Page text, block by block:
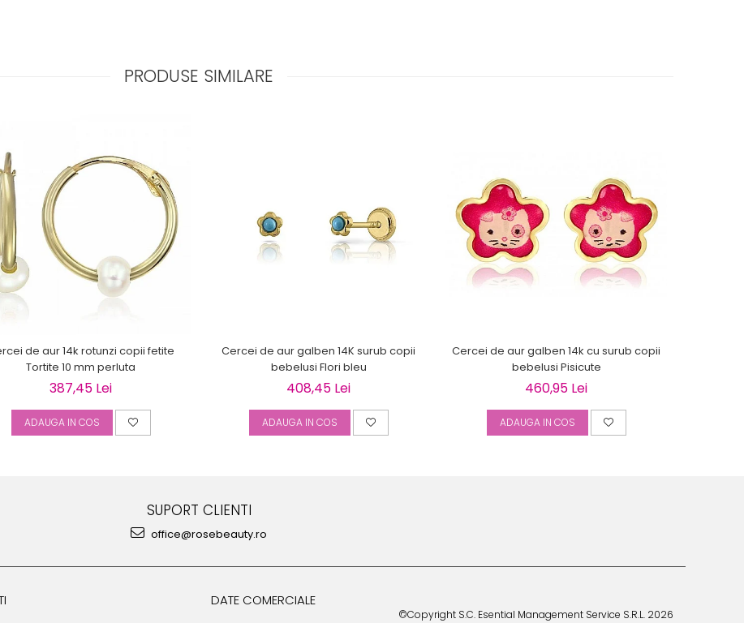
PRODUSE SIMILARE
de aur 14k rotunzi copii fetite
Tortite 10 mm perluta
387,45 Lei
ADAUGA IN COS
Cercei de aur galben 14K surub copii
bebelusi Flori bleu
408,45 Lei
ADAUGA IN COS
Cercei de aur galben 14k cu surub copii
bebelusi Pisicute
460,95 Lei
ADAUGA IN COS
SUPORT CLIENTI
office@rosebeauty.ro
DATE COMERCIALE
©Copyright S.C. Esential Management Service S.R.L. 2026